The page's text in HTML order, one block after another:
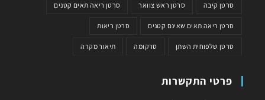
סרטן קיבה סרטן ראש צוואר סרטן ריאה תאים קטנים
סרטן ריאה תאים שאינם קטנים סרטן ריאות
סרטן שלפוחית השתן סרקומה תיאור מקרה
פרטי התקשרות